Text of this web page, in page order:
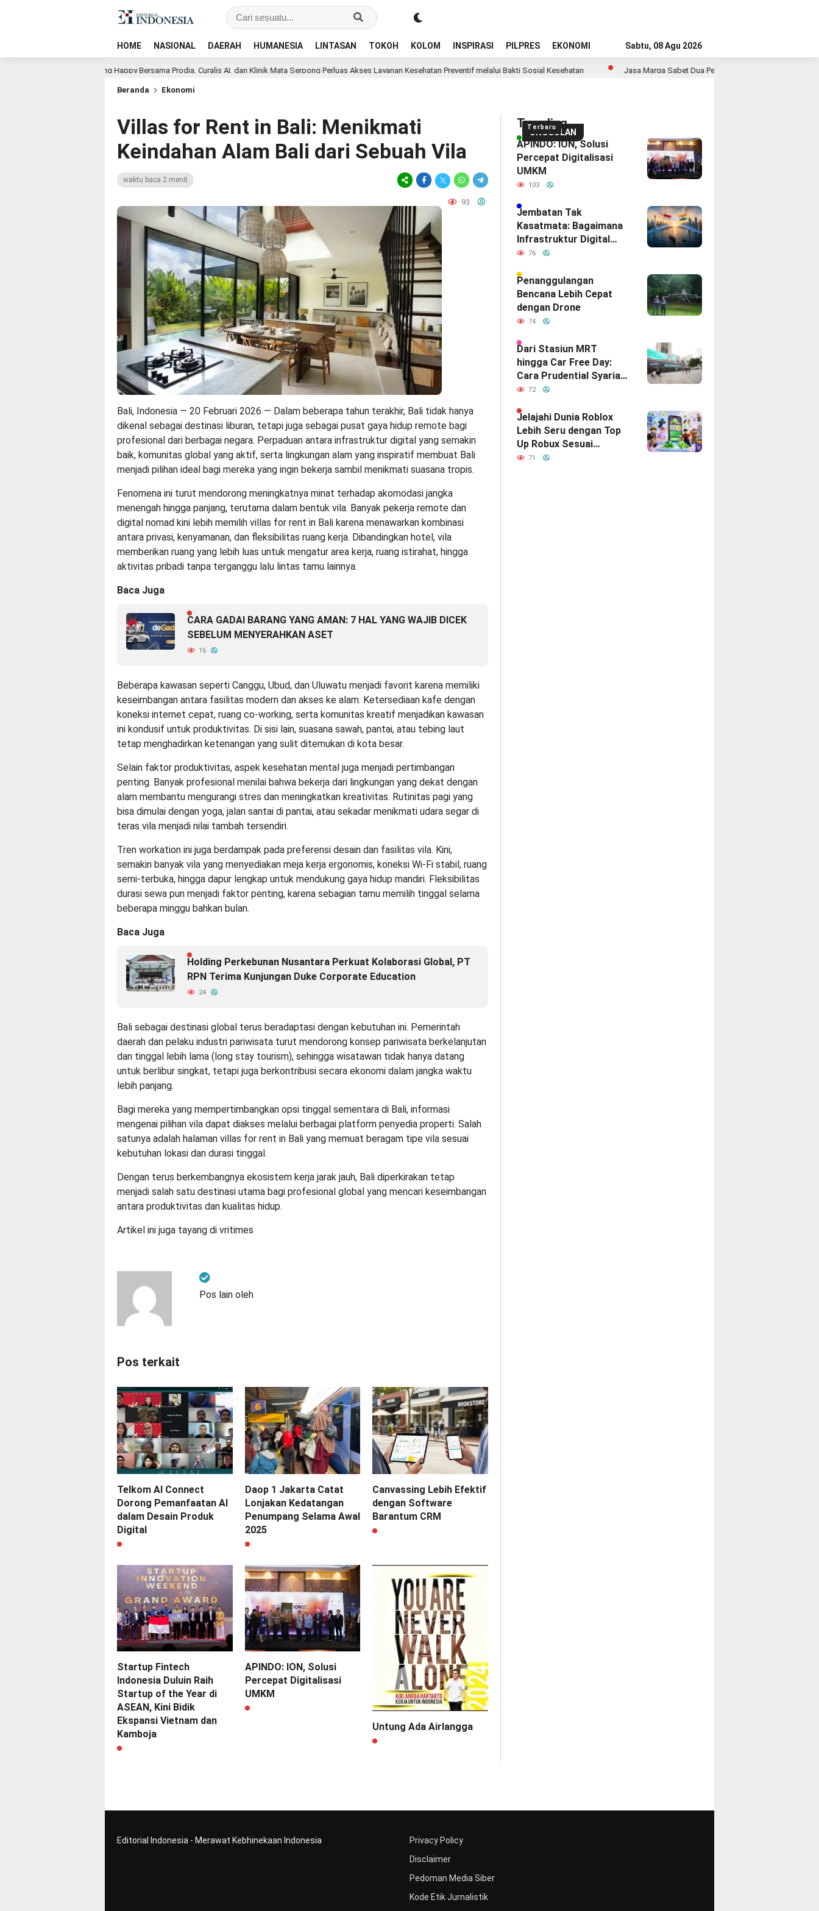
HOME NASIONAL DAERAH HUMANESIA LINTASAN TOKOH KOLOM INSPIRASI PILPRES EKONOMI Sabtu, 08 Agu 2026
Club Tangerang Happy Bersama Prodia, Curalis AI, dan Klinik Mata Serpong Perluas Akses Layanan Kesehatan Preventif melalui Bakti Sosial Kesehatan Jasa Marga Sabet Dua Penghargaan PR di Indonesia Public
Beranda Ekonomi
Villas for Rent in Bali: Menikmati
Keindahan Alam Bali dari Sebuah Vila
waktu baca 2 menit
93
Bali, Indonesia — 20 Februari 2026 — Dalam beberapa tahun terakhir, Bali tidak hanya
dikenal sebagai destinasi liburan, tetapi juga sebagai pusat gaya hidup remote bagi
profesional dari berbagai negara. Perpaduan antara infrastruktur digital yang semakin
baik, komunitas global yang aktif, serta lingkungan alam yang inspiratif membuat Bali
menjadi pilihan ideal bagi mereka yang ingin bekerja sambil menikmati suasana tropis.
Fenomena ini turut mendorong meningkatnya minat terhadap akomodasi jangka
menengah hingga panjang, terutama dalam bentuk vila. Banyak pekerja remote dan
digital nomad kini lebih memilih villas for rent in Bali karena menawarkan kombinasi
antara privasi, kenyamanan, dan fleksibilitas ruang kerja. Dibandingkan hotel, vila
memberikan ruang yang lebih luas untuk mengatur area kerja, ruang istirahat, hingga
aktivitas pribadi tanpa terganggu lalu lintas tamu lainnya.
Baca Juga
CARA GADAI BARANG YANG AMAN: 7 HAL YANG WAJIB DICEK
SEBELUM MENYERAHKAN ASET
16
Beberapa kawasan seperti Canggu, Ubud, dan Uluwatu menjadi favorit karena memiliki
keseimbangan antara fasilitas modern dan akses ke alam. Ketersediaan kafe dengan
koneksi internet cepat, ruang co-working, serta komunitas kreatif menjadikan kawasan
ini kondusif untuk produktivitas. Di sisi lain, suasana sawah, pantai, atau tebing laut
tetap menghadirkan ketenangan yang sulit ditemukan di kota besar.
Selain faktor produktivitas, aspek kesehatan mental juga menjadi pertimbangan
penting. Banyak profesional menilai bahwa bekerja dari lingkungan yang dekat dengan
alam membantu mengurangi stres dan meningkatkan kreativitas. Rutinitas pagi yang
bisa dimulai dengan yoga, jalan santai di pantai, atau sekadar menikmati udara segar di
teras vila menjadi nilai tambah tersendiri.
Tren workation ini juga berdampak pada preferensi desain dan fasilitas vila. Kini,
semakin banyak vila yang menyediakan meja kerja ergonomis, koneksi Wi-Fi stabil, ruang
semi-terbuka, hingga dapur lengkap untuk mendukung gaya hidup mandiri. Fleksibilitas
durasi sewa pun menjadi faktor penting, karena sebagian tamu memilih tinggal selama
beberapa minggu bahkan bulan.
Baca Juga
Holding Perkebunan Nusantara Perkuat Kolaborasi Global, PT
RPN Terima Kunjungan Duke Corporate Education
24
Bali sebagai destinasi global terus beradaptasi dengan kebutuhan ini. Pemerintah
daerah dan pelaku industri pariwisata turut mendorong konsep pariwisata berkelanjutan
dan tinggal lebih lama (long stay tourism), sehingga wisatawan tidak hanya datang
untuk berlibur singkat, tetapi juga berkontribusi secara ekonomi dalam jangka waktu
lebih panjang.
Bagi mereka yang mempertimbangkan opsi tinggal sementara di Bali, informasi
mengenai pilihan vila dapat diakses melalui berbagai platform penyedia properti. Salah
satunya adalah halaman villas for rent in Bali yang memuat beragam tipe vila sesuai
kebutuhan lokasi dan durasi tinggal.
Dengan terus berkembangnya ekosistem kerja jarak jauh, Bali diperkirakan tetap
menjadi salah satu destinasi utama bagi profesional global yang mencari keseimbangan
antara produktivitas dan kualitas hidup.
Artikel ini juga tayang di vritimes
Pos lain oleh
Pos terkait
Telkom AI Connect
Dorong Pemanfaatan AI
dalam Desain Produk
Digital
Daop 1 Jakarta Catat
Lonjakan Kedatangan
Penumpang Selama Awal
2025
Canvassing Lebih Efektif
dengan Software
Barantum CRM
Startup Fintech
Indonesia Duluin Raih
Startup of the Year di
ASEAN, Kini Bidik
Ekspansi Vietnam dan
Kamboja
APINDO: ION, Solusi
Percepat Digitalisasi
UMKM
Untung Ada Airlangga
UNGGULAN
Terbaru
Trending
APINDO: ION, Solusi
Percepat Digitalisasi
UMKM
103
Jembatan Tak
Kasatmata: Bagaimana
Infrastruktur Digital
Diam-Diam
Hubungan Indonesia–
India
76
Penanggulangan
Bencana Lebih Cepat
dengan Drone
74
Dari Stasiun MRT
hingga Car Free Day:
Cara Prudential Syariah
Merayakan yang Nomor
Indonesia
72
Jelajahi Dunia Roblox
Lebih Seru dengan Top
Up Robux Sesuai
Kebutuhan
71
Privacy Policy
Disclaimer
Pedoman Media Siber
Kode Etik Jurnalistik
Editorial Indonesia - Merawat Kebhinekaan Indonesia